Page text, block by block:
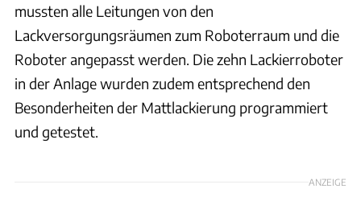
mussten alle Leitungen von den
Lackversorgungsräumen zum Roboterraum und die
Roboter angepasst werden. Die zehn Lackierroboter
in der Anlage wurden zudem entsprechend den
Besonderheiten der Mattlackierung programmiert
und getestet.
ANZEIGE